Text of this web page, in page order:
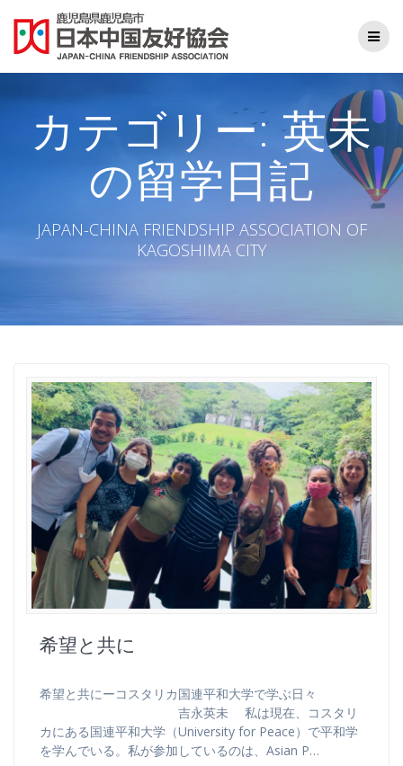
ン
テ
ン
ス
ッ
プ
カテゴリー:英未
の留学日記
JAPAN-CHINA FRIENDSHIP ASSOCIATION OF
KAGOSHIMA CITY
希望と共に
希望と共にーコスタリカ国連平和大学で学ぶ日々
吉永英未 私は現在、コスタリ
カにある国連平和大学（University for Peace）で平和学
を学んでいる。私が参加しているのは、Asian P…